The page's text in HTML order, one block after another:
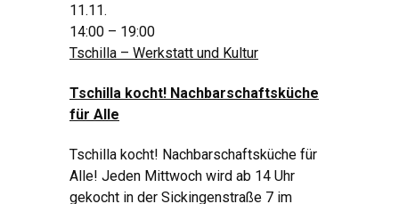
11.11.
14:00 – 19:00
Tschilla – Werkstatt und Kultur
Tschilla kocht! Nachbarschaftsküche
für Alle
Tschilla kocht! Nachbarschaftsküche für
Alle! Jeden Mittwoch wird ab 14 Uhr
gekocht in der Sickingenstraße 7 im